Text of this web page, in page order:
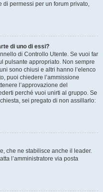
di permessi per un forum privato,
di uno di essi?
di Controllo Utente. Se vuoi far
pulsante appropriato. Non sempre
sono chiusi e altri hanno l’elenco
puoi chiedere l’ammissione
l’approvazione del
perché vuoi unirti al gruppo. Se
sei pregato di non assillarlo:
che ne stabilisce anche il leader.
l’amministratore via posta